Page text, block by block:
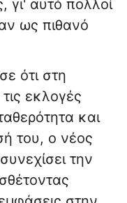
γι' αυτό πολλοί
ως πιθανό
ότι στη
εκλογές
και
του, ο νέος
την